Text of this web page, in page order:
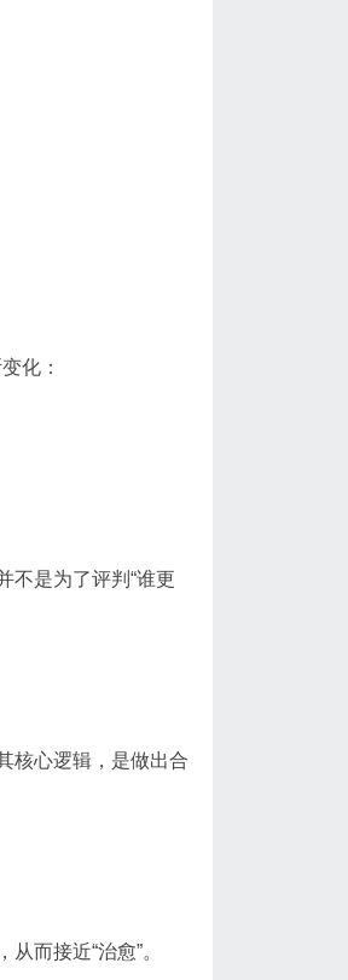
化：
不是为了评判“谁更
核心逻辑，是做出合
而接近“治愈”。